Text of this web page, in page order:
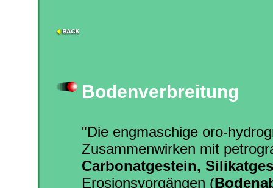
Bodenverbreitung
"Die engmaschige oro-
Zusammenwirken mit
Carbonatgestein,
Erosionsvorgängen (